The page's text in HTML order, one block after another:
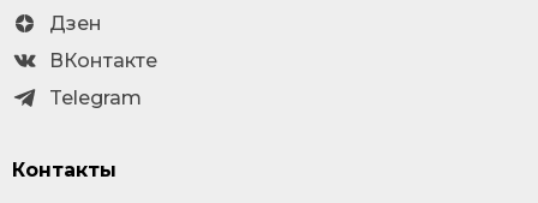
Дзен
ВКонтакте
Telegram
Контакты